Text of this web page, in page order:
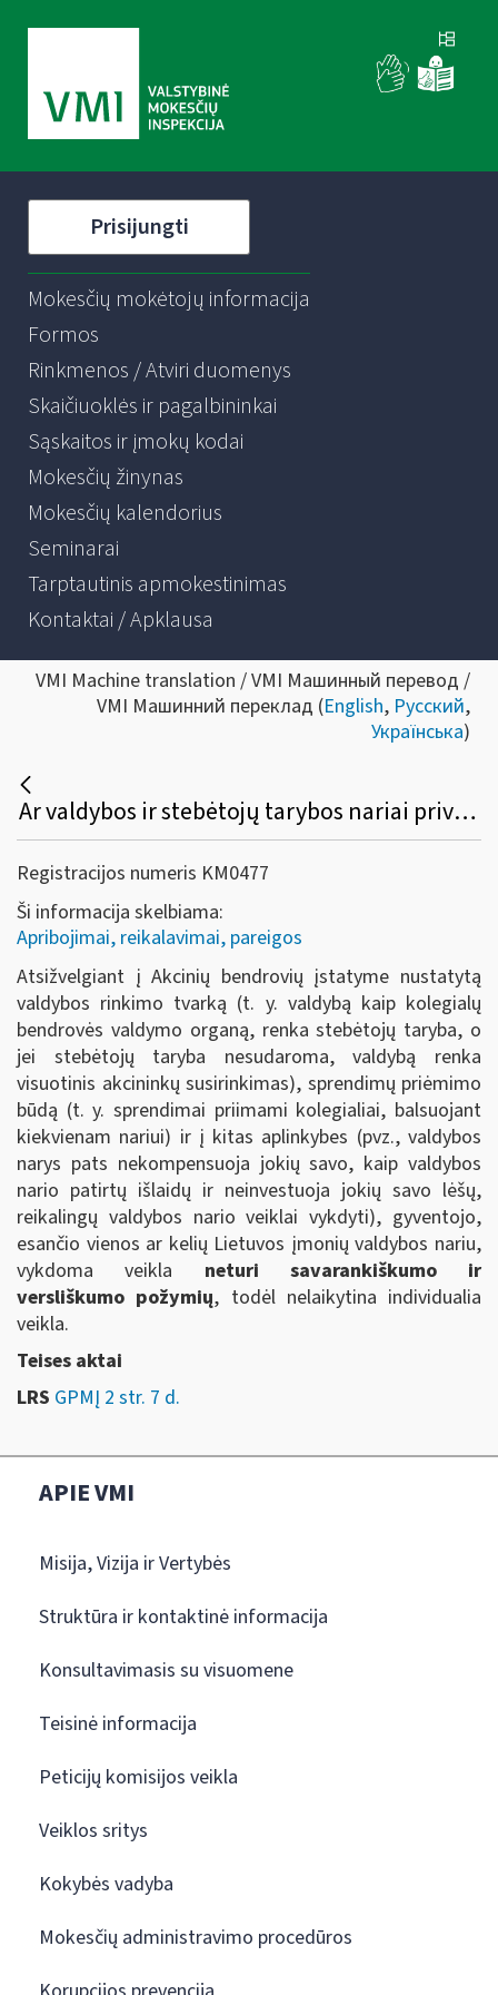
Prisijungti
Mokesčių mokėtojų informacija
Formos
Rinkmenos / Atviri duomenys
Skaičiuoklės ir pagalbininkai
Sąskaitos ir įmokų kodai
Mokesčių žinynas
Mokesčių kalendorius
Seminarai
Tarptautinis apmokestinimas
Kontaktai / Apklausa
VMI Machine translation / VMI Машинный перевод /
VMI Машинний переклад (English, Русский,
Українська)
Ar valdybos ir stebėtojų tarybos nariai privalo registruoti individualią veiklą?
Registracijos numeris KM0477
Ši informacija skelbiama:
Apribojimai, reikalavimai, pareigos
Atsižvelgiant į Akcinių bendrovių įstatyme nustatytą
valdybos rinkimo tvarką (t. y. valdybą kaip kolegialų
bendrovės valdymo organą, renka stebėtojų taryba, o
jei stebėtojų taryba nesudaroma, valdybą renka
visuotinis akcininkų susirinkimas), sprendimų priėmimo
būdą (t. y. sprendimai priimami kolegialiai, balsuojant
kiekvienam nariui) ir į kitas aplinkybes (pvz., valdybos
narys pats nekompensuoja jokių savo, kaip valdybos
nario patirtų išlaidų ir neinvestuoja jokių savo lėšų,
reikalingų valdybos nario veiklai vykdyti), gyventojo,
esančio vienos ar kelių Lietuvos įmonių valdybos nariu,
vykdoma veikla neturi savarankiškumo ir
versliškumo požymių, todėl nelaikytina individualia
veikla.
Teises aktai
LRS GPMĮ 2 str. 7 d.
APIE VMI
Misija, Vizija ir Vertybės
Struktūra ir kontaktinė informacija
Konsultavimasis su visuomene
Teisinė informacija
Peticijų komisijos veikla
Veiklos sritys
Kokybės vadyba
Mokesčių administravimo procedūros